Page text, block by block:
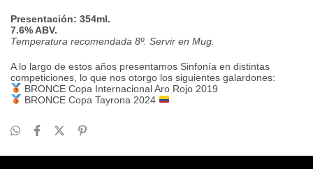
Presentación: 354ml.
7.6% ABV.
Temperatura recomendada 8º. Servir en Mug.
A lo largo de estos años presentamos Sinfonía en distintas
competiciones, lo que nos otorgo los siguientes galardones:
BRONCE Copa Internacional Aro Rojo 2019
BRONCE Copa Tayrona 2024